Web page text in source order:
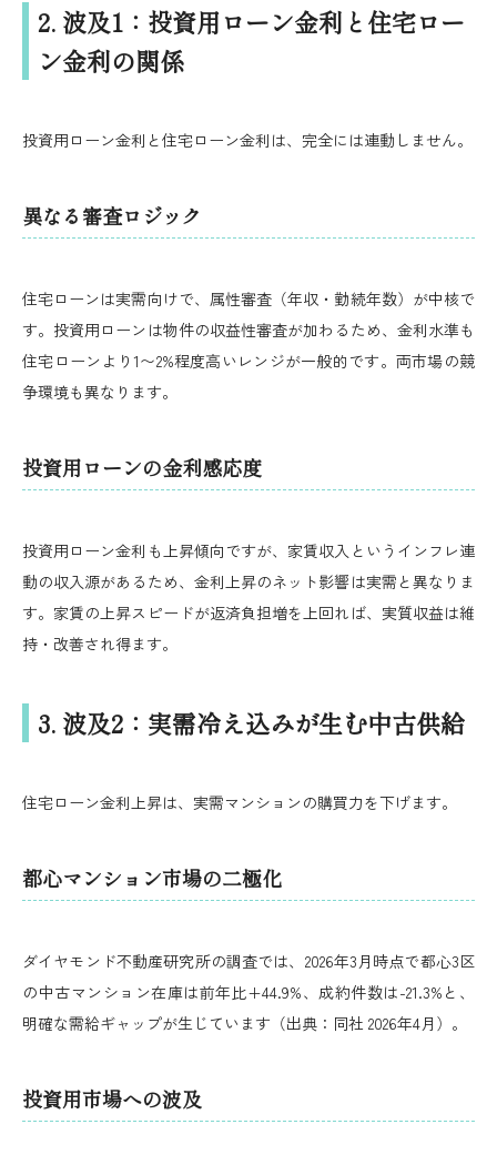
2. 波及1：投資用ローン金利と住宅ロー
ン金利の関係
投資用ローン金利と住宅ローン金利は、完全には連動しません。
異なる審査ロジック
住宅ローンは実需向けで、属性審査（年収・勤続年数）が中核で
す。投資用ローンは物件の収益性審査が加わるため、金利水準も
住宅ローンより1〜2%程度高いレンジが一般的です。両市場の競
争環境も異なります。
投資用ローンの金利感応度
投資用ローン金利も上昇傾向ですが、家賃収入というインフレ連
動の収入源があるため、金利上昇のネット影響は実需と異なりま
す。家賃の上昇スピードが返済負担増を上回れば、実質収益は維
持・改善され得ます。
3. 波及2：実需冷え込みが生む中古供給
住宅ローン金利上昇は、実需マンションの購買力を下げます。
都心マンション市場の二極化
ダイヤモンド不動産研究所の調査では、2026年3月時点で都心3区
の中古マンション在庫は前年比+44.9%、成約件数は-21.3%と、
明確な需給ギャップが生じています（出典：同社 2026年4月）。
投資用市場への波及